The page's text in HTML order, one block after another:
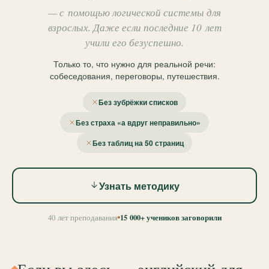
— с помощью логической системы для
взрослых. Даже если последние 10 лет
учили его безуспешно.
Только то, что нужно для реальной речи:
собеседования, переговоры, путешествия.
Без зубрёжки списков
Без страха «а вдруг неправильно»
Без таблиц на 50 страниц
Узнать методику
40 лет преподавания 15 000+ учеников заговорили